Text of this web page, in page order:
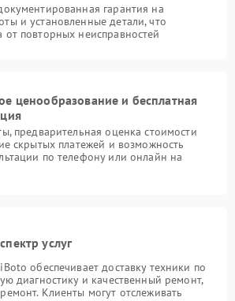
гарантия на
и установленные детали, что
повторных неисправностей
ценообразование и бесплатная
предварительная оценка стоимости
скрытых платежей и возможность
по телефону или онлайн на
услуг
обеспечивает доставку техники по
диагностику и качественный ремонт,
Клиенты могут отслеживать